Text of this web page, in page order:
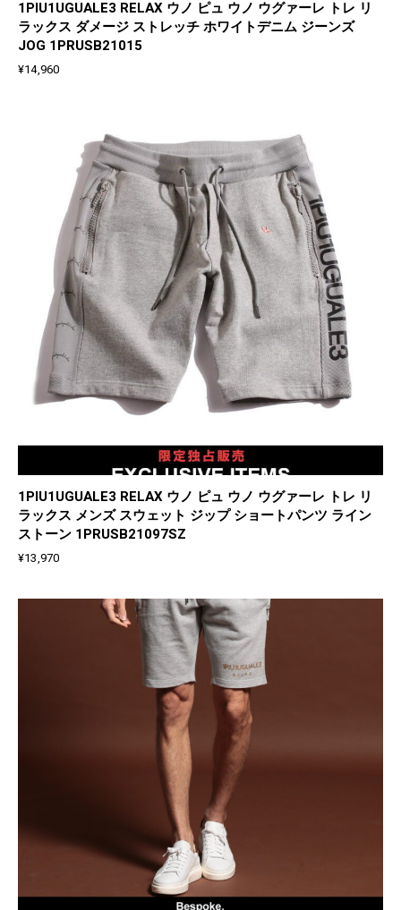
1PIU1UGUALE3 RELAX ウノ ピュ ウノ ウグァーレ トレ リ
ラックス ダメージ ストレッチ ホワイトデニム ジーンズ
JOG 1PRUSB21015
¥14,960
1PIU1UGUALE3 RELAX ウノ ピュ ウノ ウグァーレ トレ リ
ラックス メンズ スウェット ジップ ショートパンツ ライン
ストーン 1PRUSB21097SZ
¥13,970